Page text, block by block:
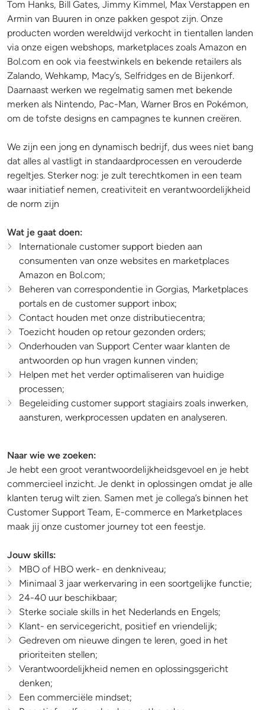
Tom Hanks, Bill Gates, Jimmy Kimmel, Max Verstappen en
Armin van Buuren in onze pakken gespot zijn. Onze
producten worden wereldwijd verkocht in tientallen landen
via onze eigen webshops, marketplaces zoals Amazon en
Bol.com en ook via feestwinkels en bekende retailers als
Zalando, Wehkamp, Macy’s, Selfridges en de Bijenkorf.
Daarnaast werken we regelmatig samen met bekende
merken als Nintendo, Pac-Man, Warner Bros en Pokémon,
om de tofste designs en campagnes te kunnen creëren.
We zijn een jong en dynamisch bedrijf, dus wees niet bang
dat alles al vastligt in standaardprocessen en verouderde
regeltjes. Sterker nog: je zult terechtkomen in een team
waar initiatief nemen, creativiteit en verantwoordelijkheid
de norm zijn
Wat je gaat doen:
Internationale customer support bieden aan
consumenten van onze websites en marketplaces
Amazon en Bol.com;
Beheren van correspondentie in Gorgias, Marketplaces
portals en de customer support inbox;
Contact houden met onze distributiecentra;
Toezicht houden op retour gezonden orders;
Onderhouden van Support Center waar klanten de
antwoorden op hun vragen kunnen vinden;
Helpen met het verder optimaliseren van huidige
processen;
Begeleiding customer support stagiairs zoals inwerken,
aansturen, werkprocessen updaten en analyseren.
Naar wie we zoeken:
Je hebt een groot verantwoordelijkheidsgevoel en je hebt
commercieel inzicht. Je denkt in oplossingen omdat je alle
klanten terug wilt zien. Samen met je collega’s binnen het
Customer Support Team, E-commerce en Marketplaces
maak jij onze customer journey tot een feestje.
Jouw skills:
MBO of HBO werk- en denkniveau;
Minimaal 3 jaar werkervaring in een soortgelijke functie;
24-40 uur beschikbaar;
Sterke sociale skills in het Nederlands en Engels;
Klant- en servicegericht, positief en vriendelijk;
Gedreven om nieuwe dingen te leren, goed in het
prioriteiten stellen;
Verantwoordelijkheid nemen en oplossingsgericht
denken;
Een commerciële mindset;